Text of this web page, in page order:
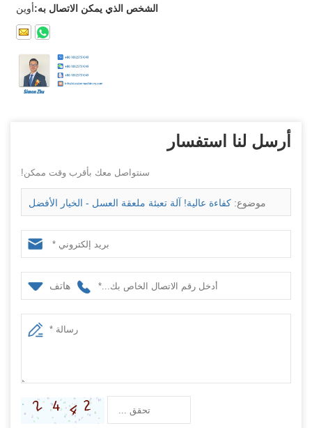
الشخص الذي يمكن الاتصال به:أوين
أرسل لنا استفسار
سنتواصل معك بأقرب وقت ممكن!
موضوع: كفاءة عالية! آلة تعبئة ملعقة العسل - الخيار الأفضل
للإنتاج بكميات كبيرة
هاتف